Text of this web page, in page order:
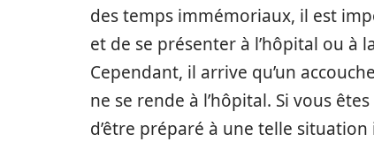
des temps immémoriaux, il est
et de se présenter à l’hôpital ou à
Cependant, il arrive qu’un
ne se rende à l’hôpital. Si vous
d’être préparé à une telle